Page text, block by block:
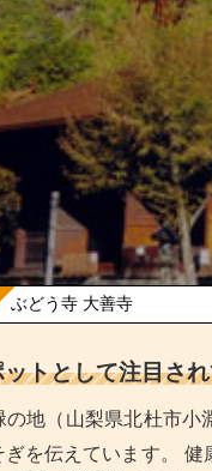
ぶどう寺 大善寺
トとして注目さ
地（山梨県北杜市小
いられるのも、よき縁に結ばれる